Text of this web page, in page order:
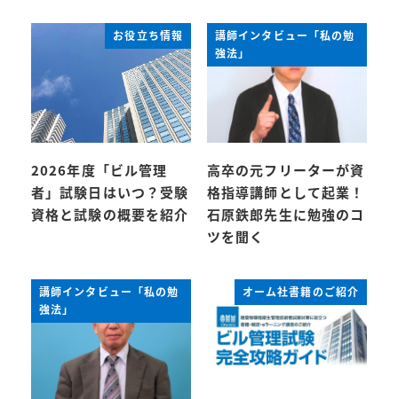
お役立ち情報
2026年度「ビル管理
者」試験日はいつ？受験
資格と試験の概要を紹介
講師インタビュー「私の勉
強法」
高卒の元フリーターが資
格指導講師として起業！
石原鉄郎先生に勉強のコ
ツを聞く
講師インタビュー「私の勉
強法」
オーム社書籍のご紹介